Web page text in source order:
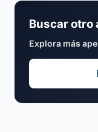
Buscar otro
Explora más